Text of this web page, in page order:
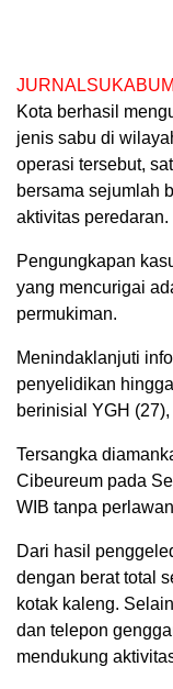
Kota berhasil
jenis sabu di
operasi tersebut,
bersama sejumlah
aktivitas peredaran.
Pengungkapan
yang mencurigai
permukiman.
Menindaklanjuti
penyelidikan
berinisial YGH
Tersangka
Cibeureum pada
WIB tanpa
Dari hasil
dengan berat total
kotak kaleng.
dan telepon
mendukung